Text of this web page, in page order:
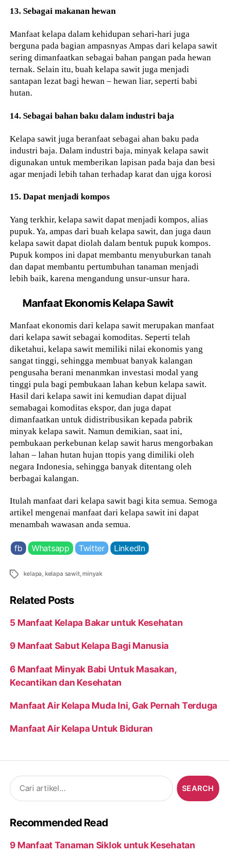
13. Sebagai makanan hewan
Manfaat kelapa dalam kehidupan sehari-hari juga
berguna pada bagian ampasnyas Ampas dari kelapa sawit
sering dimanfaatkan sebagai bahan pangan pada hewan
ternak. Selain itu, buah kelapa sawit juga menjadi
santapan lezat bagi hewan – hewan liar, seperti babi
hutan.
14. Sebagai bahan baku dalam industri baja
Kelapa sawit juga beranfaat sebagai ahan baku pada
industri baja. Dalam industri baja, minyak kelapa sawit
digunakan untuk memberikan lapisan pada baja dan besi
agar menjadi lebih tahan terhadap karat dan ujga korosi
15. Dapat menjadi kompos
Yang terkhir, kelapa sawit dapat menjadi kompos, alias
pupuk. Ya, ampas dari buah kelapa sawit, dan juga daun
kelapa sawit dapat diolah dalam bentuk pupuk kompos.
Pupuk kompos ini dapat membantu menyuburkan tanah
dan dapat membantu pertumbuhan tanaman menjadi
lebih baik, karena mengandung unsur-unsur hara.
Manfaat Ekonomis Kelapa Sawit
Manfaat ekonomis dari kelapa sawit merupakan manfaat
dari kelapa sawit sebagai komoditas. Seperti telah
diketahui, kelapa sawit memiliki nilai ekonomis yang
sangat tinggi, sehingga membuat banyak kalangan
pengusaha berani menanmkan investasi modal yang
tinggi pula bagi pembukaan lahan kebun kelapa sawit.
Hasil dari kelapa sawit ini kemudian dapat dijual
semabagai komoditas ekspor, dan juga dapat
dimanfaatkan untuk didistribusikan kepada pabrik
minyak kelapa sawit. Namun demikian, saat ini,
pembukaan perkebunan kelap sawit harus mengorbakan
lahan – lahan hutan hujan ttopis yang dimiliki oleh
negara Indonesia, sehingga banyak ditentang oleh
berbagai kalangan.
Itulah manfaat dari kelapa sawit bagi kita semua. Semoga
artikel mengenai manfaat dari kelapa sawit ini dapat
menambah wawasan anda semua.
fb Whatsapp Twitter LinkedIn
Tags kelapa, kelapa sawit,minyak
Related Posts
5 Manfaat Kelapa Bakar untuk Kesehatan
9 Manfaat Sabut Kelapa Bagi Manusia
6 Manfaat Minyak Babi Untuk Masakan,
Kecantikan dan Kesehatan
Manfaat Air Kelapa Muda Ini, Gak Pernah Terduga
Manfaat Air Kelapa Untuk Biduran
Search
for:
Recommended Read
9 Manfaat Tanaman Siklok untuk Kesehatan